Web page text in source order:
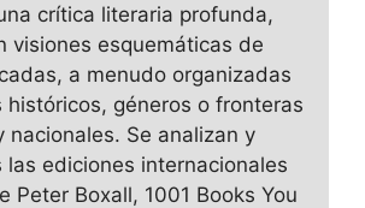
crítica literaria profunda,
visiones esquemáticas de
a menudo organizadas
históricos, géneros o fronteras
nacionales. Se analizan y
las ediciones internacionales
Peter Boxall, 1001 Books You